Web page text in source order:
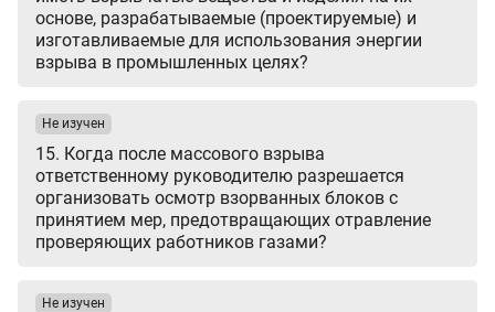
основе, разрабатываемые (проектируемые) и
изготавливаемые для использования энергии
взрыва в промышленных целях?
15. Когда после массового взрыва
ответственному руководителю разрешается
организовать осмотр взорванных блоков с
принятием мер, предотвращающих отравление
проверяющих работников газами?
Не изучен
Не изучен